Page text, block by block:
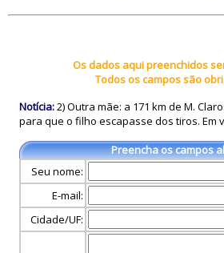
Os dados aqui preenchidos
Todos os campos são
Notícia:2) Outra mãe: a 171 km de M.
para que o filho escapasse dos tiros. Em
Preencha os campos
Seu nome:
E-mail:
Cidade/UF: